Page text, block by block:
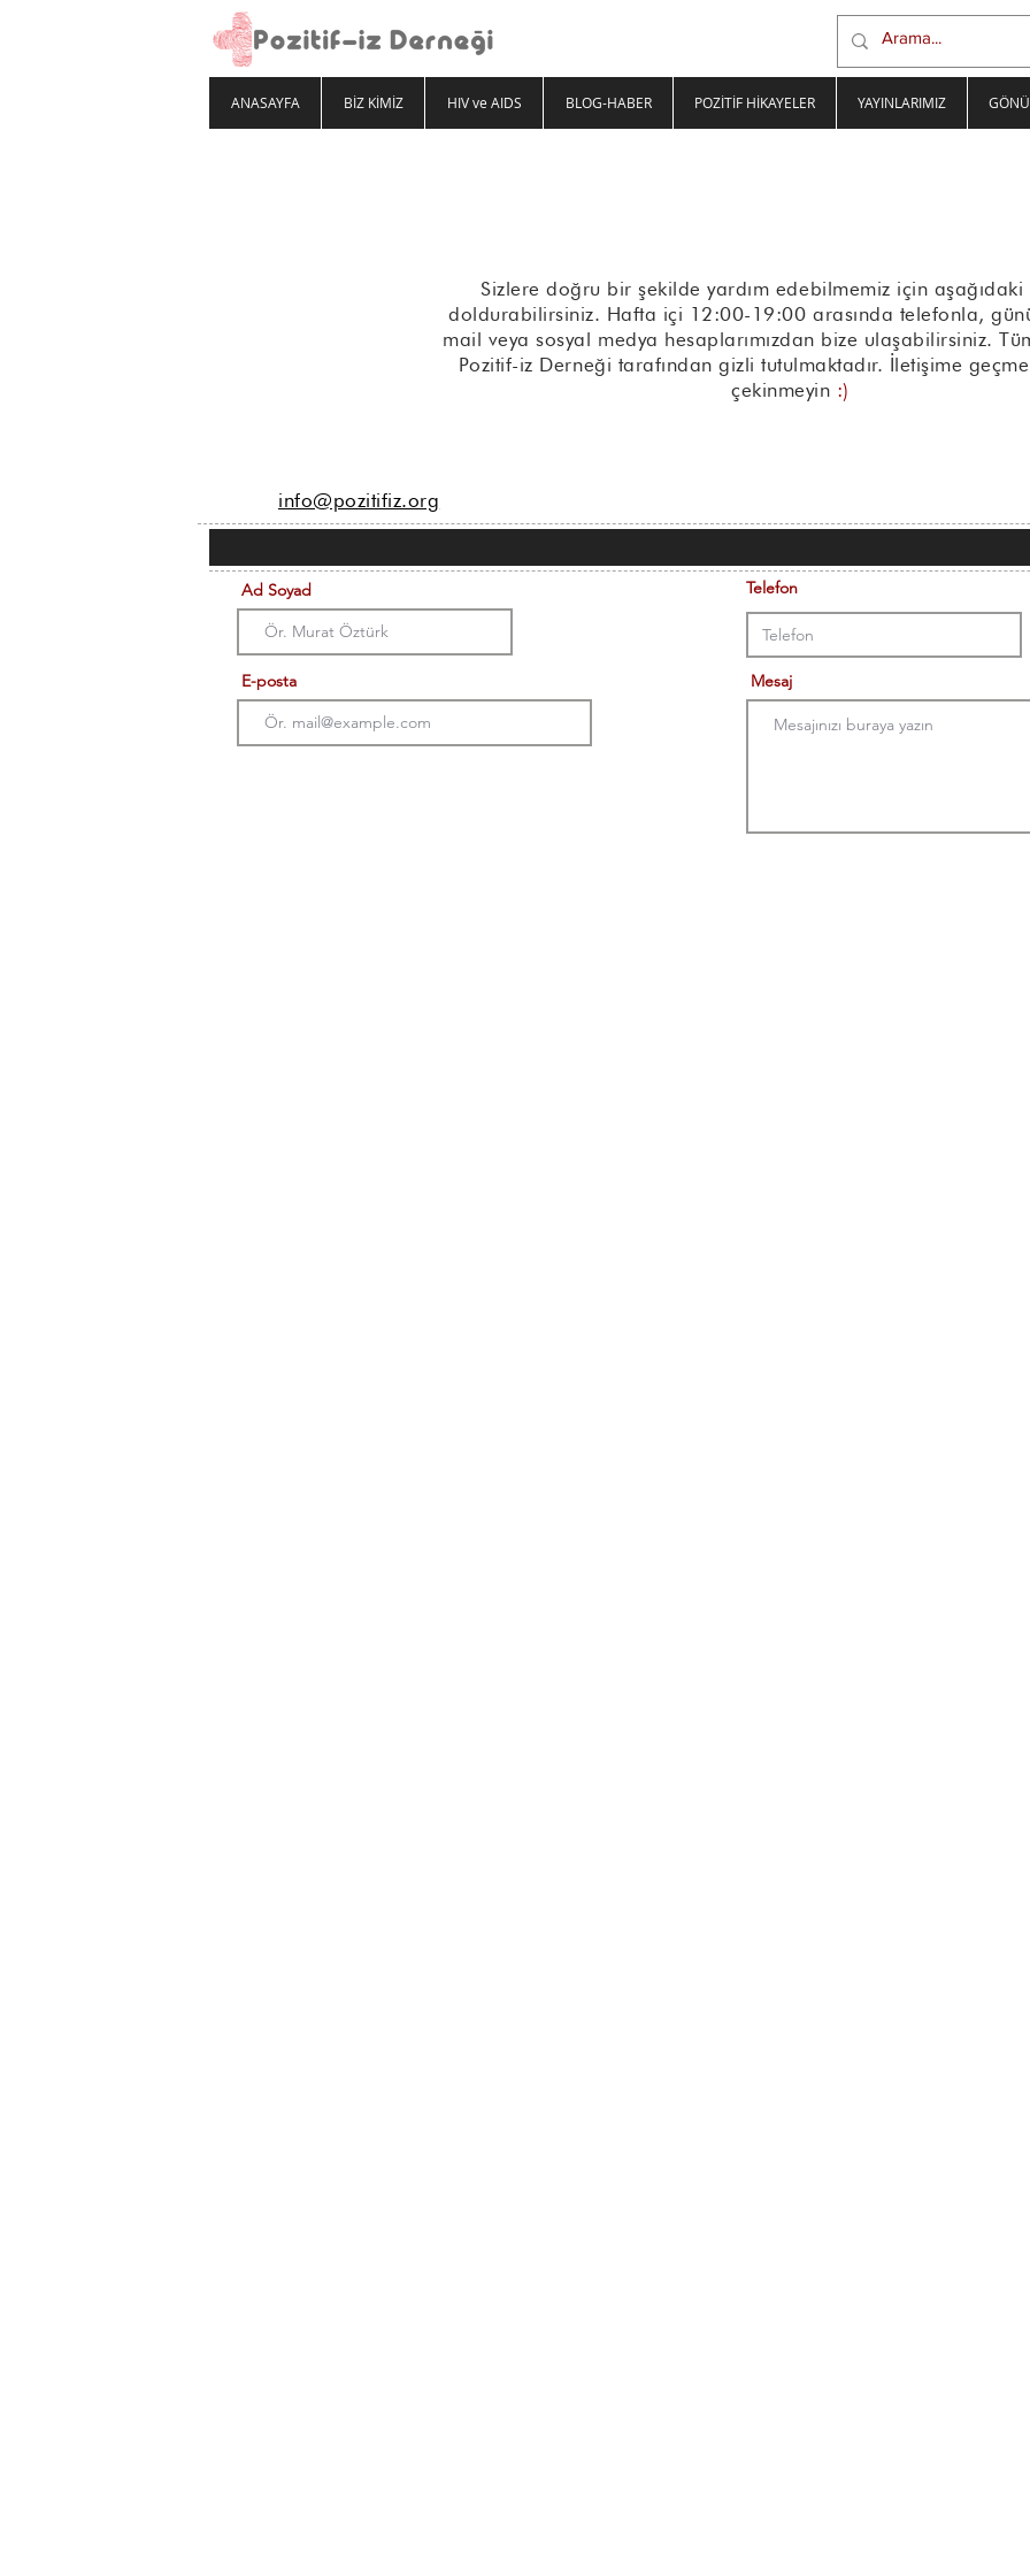
Sizlere doğru bir şekilde yardım edebilmemiz için aşağıdaki
doldurabilirsiniz. Hafta içi 12:00-19:00 arasında telefonla,
mail veya sosyal medya hesaplarımızdan bize ulaşabilirsiniz.
Pozitif-iz Derneği tarafından gizli tutulmaktadır. İletişime
çekinmeyin :)
info@pozitifiz.org
Ad Soyad
E-posta
Telefon
Mesaj
ANASAYFA BİZ KİMİZ HIV ve AIDS BLOG-HABER POZİTİF HİKAYELER YAYINLARIMIZ